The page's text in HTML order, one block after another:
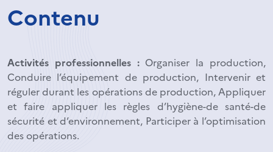
Contenu
Activités professionnelles : Organiser la production,
Conduire l’équipement de production, Intervenir et
réguler durant les opérations de production, Appliquer
et faire appliquer les règles d’hygiène-de santé-de
sécurité et d’environnement, Participer à l’optimisation
des opérations.